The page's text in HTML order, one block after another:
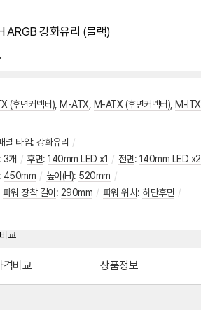
강화유리 (블랙)
(후면커넥터) M-ATX M-ATX (후면커넥터) M-ITX
널 타입: 강화유리 /
: 3개 / 후면: 140mm LED x1 / 전면: 140mm LED x2
: 450mm / 높이(H): 520mm /
파워 장착 길이 : 290mm / 파워 위치 : 하단후면 /
격비교 상품정보